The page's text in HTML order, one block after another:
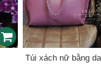
Túi xách nữ bằng